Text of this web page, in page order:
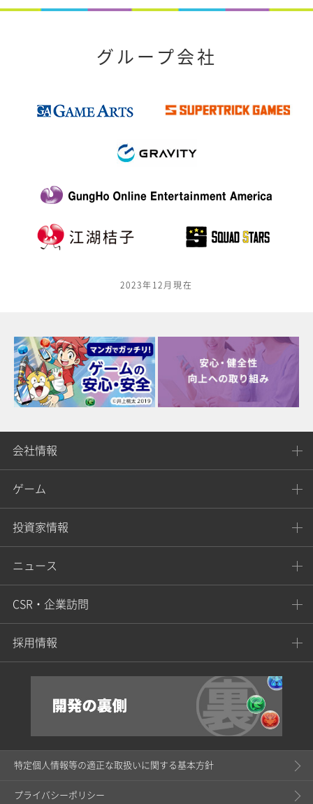
グループ会社
2023年12月現在
会社情報
ゲーム
投資家情報
ニュース
CSR・企業訪問
採用情報
特定個人情報等の適正な取扱いに関する基本方針
プライバシーポリシー